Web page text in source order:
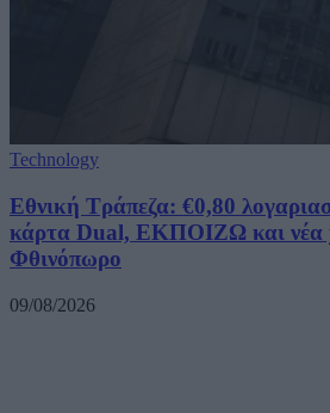
Technology
Εθνική Τράπεζα: €0,80
κάρτα Dual, ΕΚΠΟΙΖΩ και νέα
Φθινόπωρο
09/08/2026